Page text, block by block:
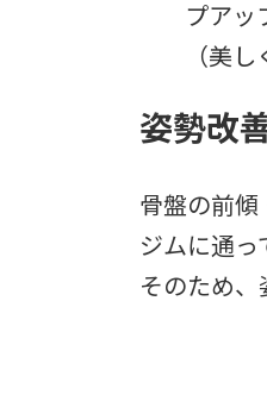
プアッ
（美
姿勢改
骨盤の前傾
ジムに通っ
そのため、